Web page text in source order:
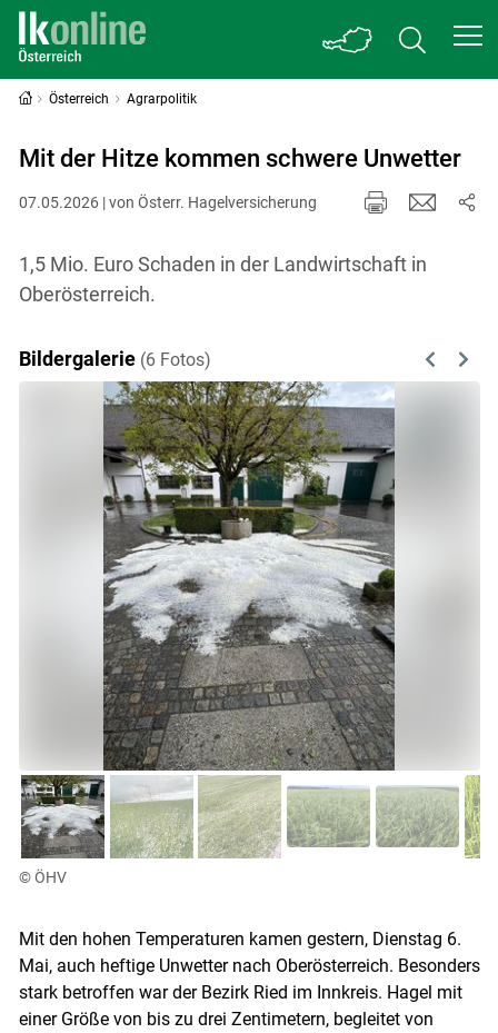
Skip to main content
Österreich Agrarpolitik
Mit der Hitze kommen schwere Unwetter
07.05.2026 | von Österr. Hagelversicherung
1,5 Mio. Euro Schaden in der Landwirtschaft in
Oberösterreich.
Bildergalerie (6 Fotos) Previous
Next
© ÖHV
Mit den hohen Temperaturen kamen gestern, Dienstag 6.
Mai, auch heftige Unwetter nach Oberösterreich. Besonders
stark betroffen war der Bezirk Ried im Innkreis. Hagel mit
einer Größe von bis zu drei Zentimetern, begleitet von